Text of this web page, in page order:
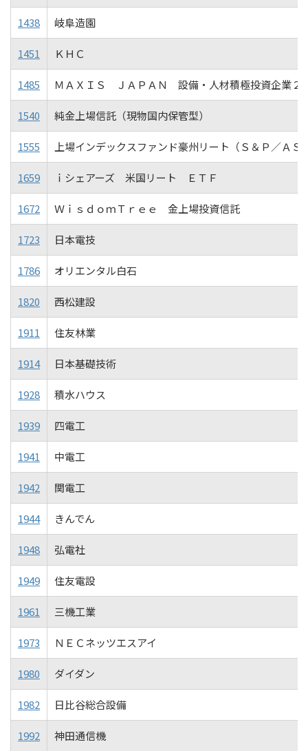
1438 岐阜造園
1451 ＫＨＣ
1485 ＭＡＸＩＳ ＪＡＰＡＮ 設備・人材積極投資企業２
1540 純金上場信託（現物国内保管型）
1555 上場インデックスファンド豪州リート（Ｓ＆Ｐ／Ａ
1659 ｉシェアーズ 米国リート ＥＴＦ
1672 ＷｉｓｄｏｍＴｒｅｅ 金上場投資信託
1723 日本電技
1786 オリエンタル白石
1820 西松建設
1911 住友林業
1914 日本基礎技術
1928 積水ハウス
1939 四電工
1941 中電工
1942 関電工
1944 きんでん
1948 弘電社
1949 住友電設
1961 三機工業
1973 ＮＥＣネッツエスアイ
1980 ダイダン
1982 日比谷総合設備
1992 神田通信機